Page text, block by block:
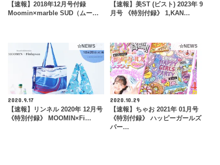
【速報】2018年12月号付録
Moomin×marble SUD（ムー…
【速報】美ST (ビスト) 2023年 9
月号 《特別付録》 1,KAN…
☆NEWS
2020.9.17
【速報】リンネル 2020年 12月号
《特別付録》 MOOMIN×Fi…
☆NEWS
2020.10.29
【速報】ちゃお 2021年 01月号
《特別付録》 ハッピーガールズ
パー…